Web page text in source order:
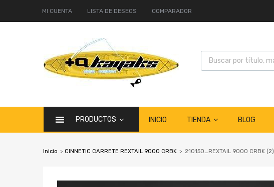
MI CUENTA LISTA DE DESEOS COMPARADOR
PRODUCTOS INICIO TIENDA BLOG
Inicio > CINNETIC CARRETE REXTAIL 9000 CRBK > 210150_REXTAIL 9000 CRBK (2)